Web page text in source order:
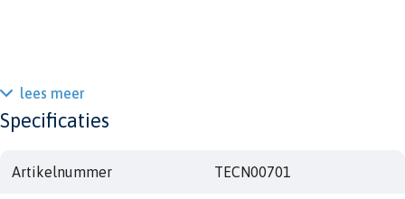
lees meer
Specificaties
Artikelnummer TECN00701